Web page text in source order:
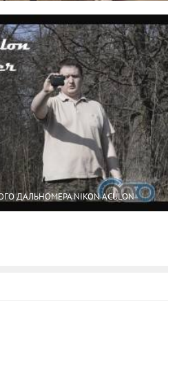
ДАЛЬНОМЕРА NIKON ACULON